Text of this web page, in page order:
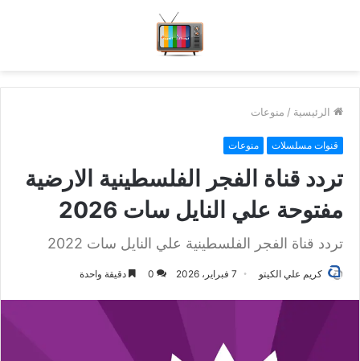
الرئيسية / منوعات
قنوات مسلسلات منوعات
تردد قناة الفجر الفلسطينية الارضية
مفتوحة علي النايل سات 2026
تردد قناة الفجر الفلسطينية علي النايل سات 2022
كريم علي الكيتو 7 فبراير، 2026 0 دقيقة واحدة